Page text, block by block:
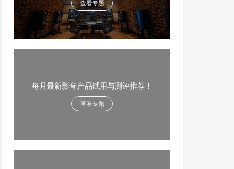
查看专题
每月最新影音产品试用与测评推荐！
查看专题